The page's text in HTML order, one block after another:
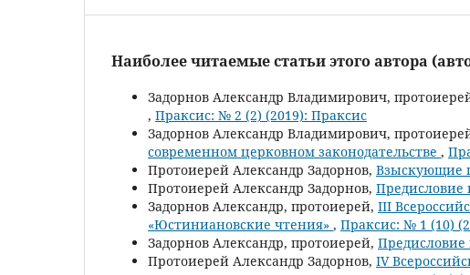
Наиболее читаемые статьи этого автора
Задорнов Александр Владимирович,
, Праксис: № 2 (2) (2019): Праксис
Задорнов Александр Владимирович,
современном церковном законодательстве ,
Протоиерей Александр Задорнов, Взыскующие
Протоиерей Александр Задорнов, Предисловие
Задорнов Александр, протоиерей, III
«Юстиниановские чтения» , Праксис: № 1 (10)
Задорнов Александр, протоиерей, Предисловие
Протоиерей Александр Задорнов, IV